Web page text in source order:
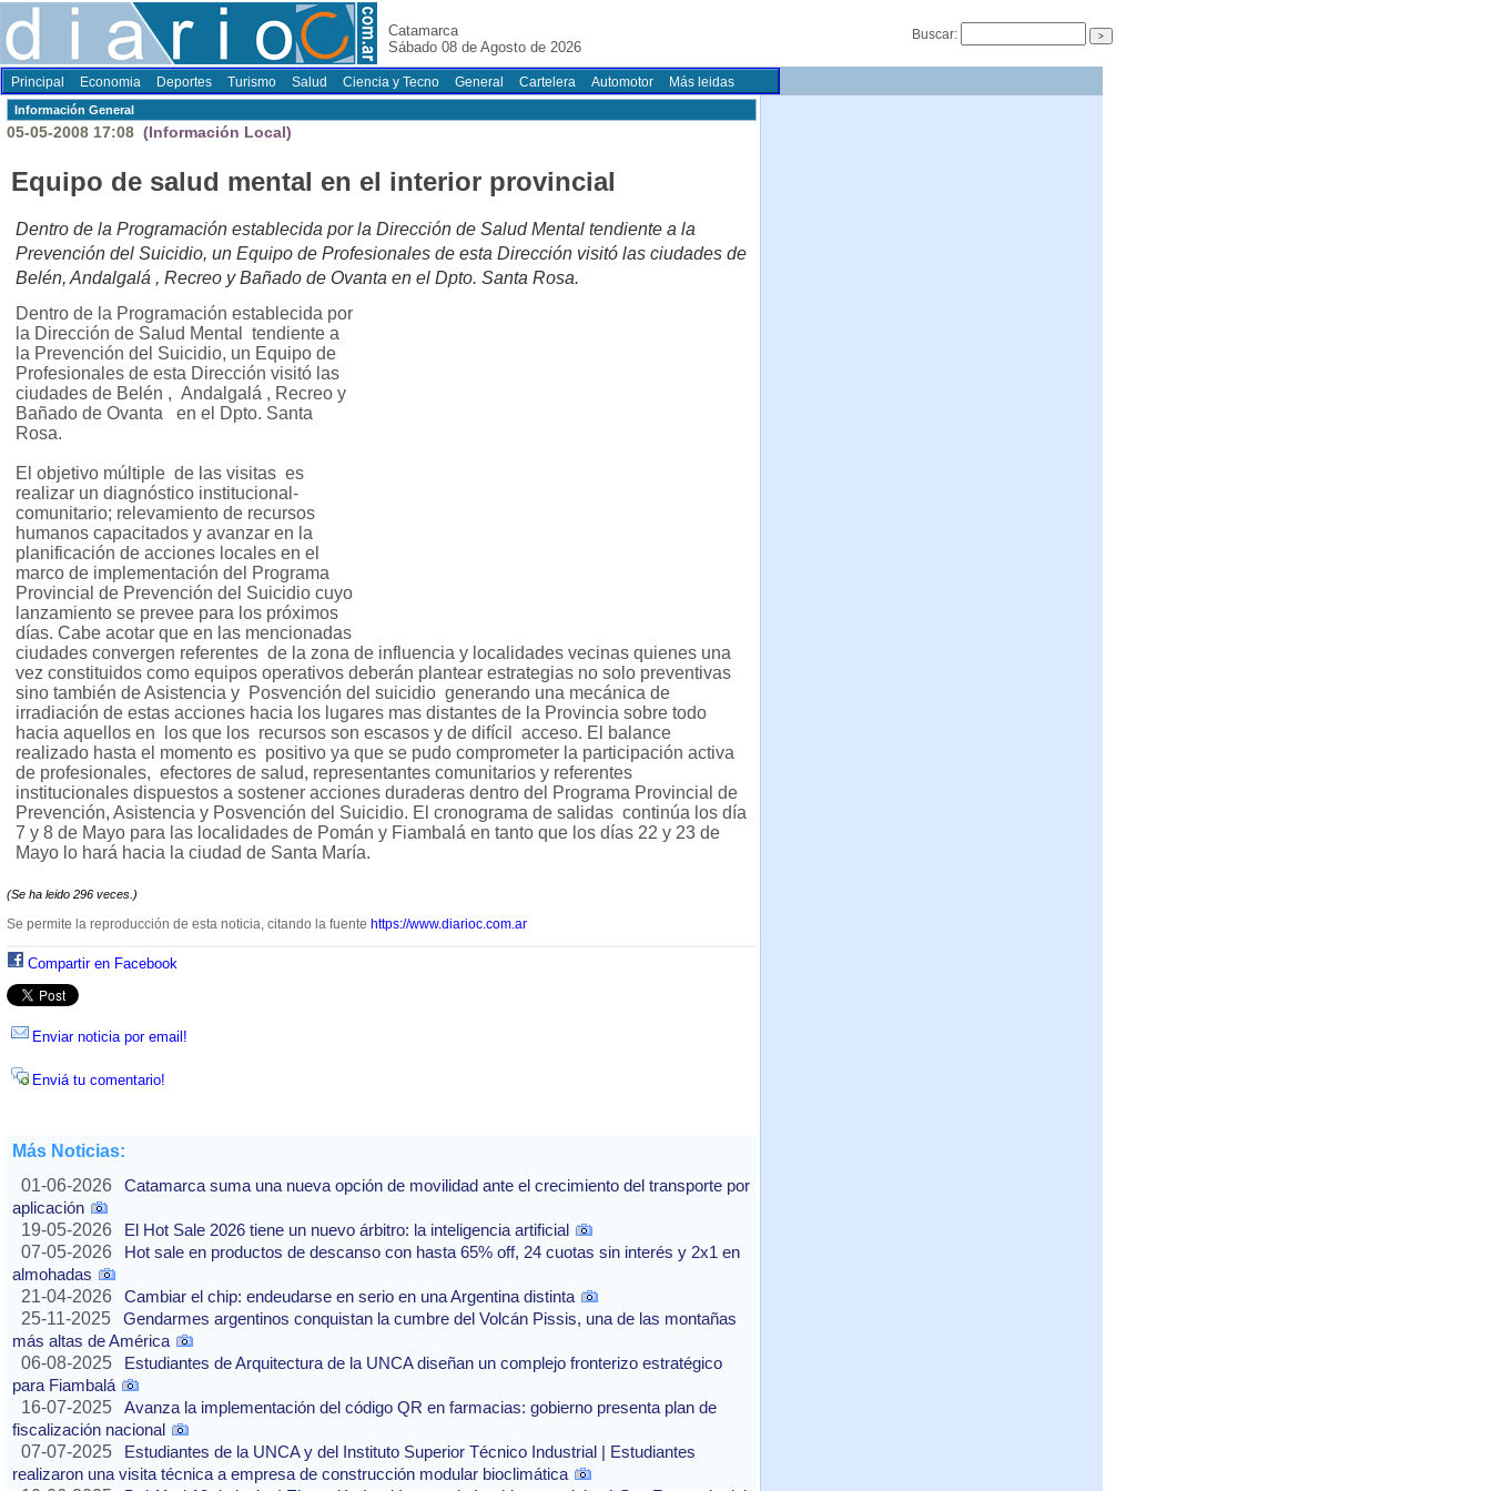
Catamarca
Sábado 08 de Agosto de 2026
Buscar:
Principal Economia Deportes Turismo Salud Ciencia y Tecno General Cartelera Automotor Más leidas
Información General
05-05-2008 17:08 (Información Local)
Equipo de salud mental en el interior provincial
Dentro de la Programación establecida por la Dirección de Salud Mental tendiente a la
Prevención del Suicidio, un Equipo de Profesionales de esta Dirección visitó las ciudades de
Belén, Andalgalá , Recreo y Bañado de Ovanta en el Dpto. Santa Rosa.
Dentro de la Programación establecida por
la Dirección de Salud Mental tendiente a
la Prevención del Suicidio, un Equipo de
Profesionales de esta Dirección visitó las
ciudades de Belén , Andalgalá , Recreo y
Bañado de Ovanta en el Dpto. Santa
Rosa.
El objetivo múltiple de las visitas es
realizar un diagnóstico institucional-
comunitario; relevamiento de recursos
humanos capacitados y avanzar en la
planificación de acciones locales en el
marco de implementación del Programa
Provincial de Prevención del Suicidio cuyo
lanzamiento se prevee para los próximos
días. Cabe acotar que en las mencionadas
ciudades convergen referentes de la zona de influencia y localidades vecinas quienes una
vez constituidos como equipos operativos deberán plantear estrategias no solo preventivas
sino también de Asistencia y Posvención del suicidio generando una mecánica de
irradiación de estas acciones hacia los lugares mas distantes de la Provincia sobre todo
hacia aquellos en los que los recursos son escasos y de difícil acceso. El balance
realizado hasta el momento es positivo ya que se pudo comprometer la participación activa
de profesionales, efectores de salud, representantes comunitarios y referentes
institucionales dispuestos a sostener acciones duraderas dentro del Programa Provincial de
Prevención, Asistencia y Posvención del Suicidio. El cronograma de salidas continúa los día
7 y 8 de Mayo para las localidades de Pomán y Fiambalá en tanto que los días 22 y 23 de
Mayo lo hará hacia la ciudad de Santa María.
(Se ha leido 296 veces.)
Se permite la reproducción de esta noticia, citando la fuente https://www.diarioc.com.ar
Compartir en Facebook
Enviar noticia por email!
Enviá tu comentario!
Más Noticias:
01-06-2026
Catamarca suma una nueva opción de movilidad ante el crecimiento del transporte por
aplicación
19-05-2026
El Hot Sale 2026 tiene un nuevo árbitro: la inteligencia artificial
07-05-2026
Hot sale en productos de descanso con hasta 65% off, 24 cuotas sin interés y 2x1 en
almohadas
21-04-2026
Cambiar el chip: endeudarse en serio en una Argentina distinta
25-11-2025
Gendarmes argentinos conquistan la cumbre del Volcán Pissis, una de las montañas
más altas de América
06-08-2025
Estudiantes de Arquitectura de la UNCA diseñan un complejo fronterizo estratégico
para Fiambalá
16-07-2025
Avanza la implementación del código QR en farmacias: gobierno presenta plan de
fiscalización nacional
07-07-2025
Estudiantes de la UNCA y del Instituto Superior Técnico Industrial | Estudiantes
realizaron una visita técnica a empresa de construcción modular bioclimática